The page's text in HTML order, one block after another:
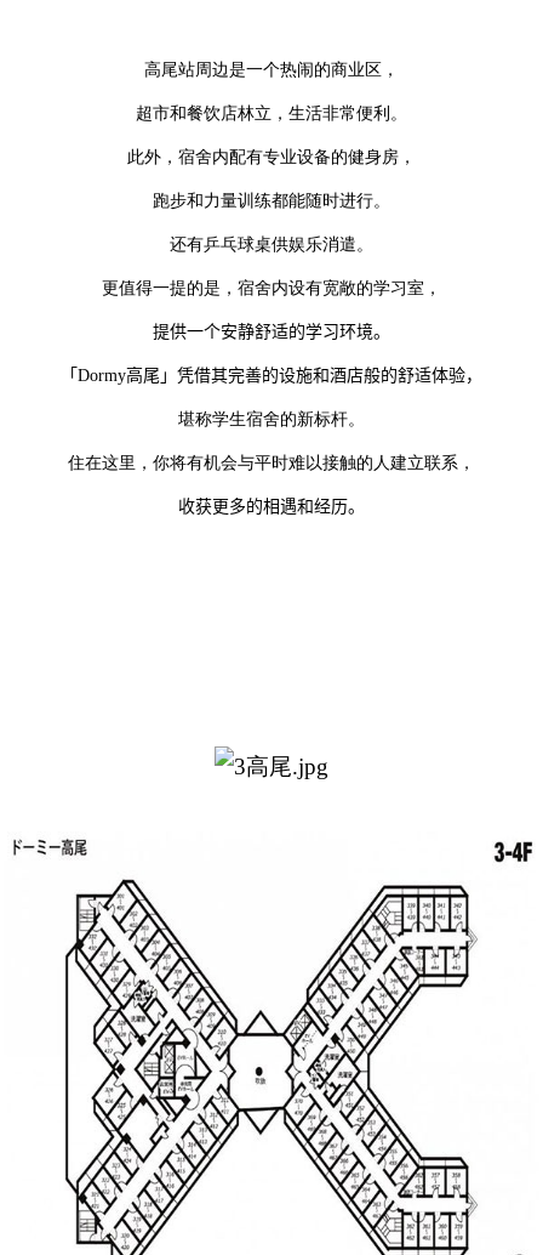
高尾站周边是一个热闹的商业区，
超市和餐饮店林立，生活非常便利。
此外，宿舍内配有专业设备的健身房，
跑步和力量训练都能随时进行。
还有乒乓球桌供娱乐消遣。
更值得一提的是，宿舍内设有宽敞的学习室，
提供一个安静舒适的学习环境。
「 Dormy高尾」凭借其完善的设施和酒店般的舒适体验，
堪称学生宿舍的新标杆。
住在这里，你将有机会与平时难以接触的人建立联系，
收获更多的相遇和经历。